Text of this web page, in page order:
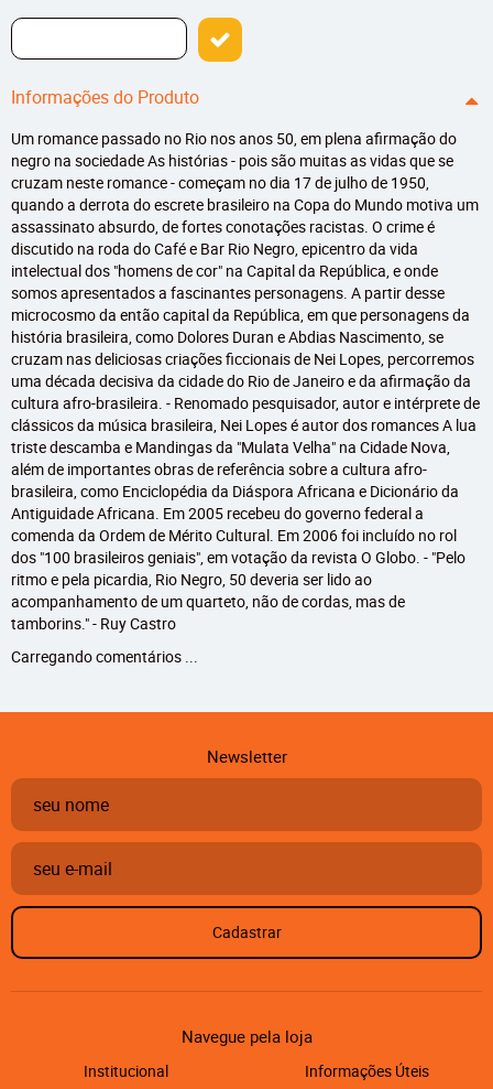
Informações do Produto
Um romance passado no Rio nos anos 50, em plena afirmação do
negro na sociedade As histórias - pois são muitas as vidas que se
cruzam neste romance - começam no dia 17 de julho de 1950,
quando a derrota do escrete brasileiro na Copa do Mundo motiva um
assassinato absurdo, de fortes conotações racistas. O crime é
discutido na roda do Café e Bar Rio Negro, epicentro da vida
intelectual dos "homens de cor" na Capital da República, e onde
somos apresentados a fascinantes personagens. A partir desse
microcosmo da então capital da República, em que personagens da
história brasileira, como Dolores Duran e Abdias Nascimento, se
cruzam nas deliciosas criações ficcionais de Nei Lopes, percorremos
uma década decisiva da cidade do Rio de Janeiro e da afirmação da
cultura afro-brasileira. - Renomado pesquisador, autor e intérprete de
clássicos da música brasileira, Nei Lopes é autor dos romances A lua
triste descamba e Mandingas da "Mulata Velha" na Cidade Nova,
além de importantes obras de referência sobre a cultura afro-
brasileira, como Enciclopédia da Diáspora Africana e Dicionário da
Antiguidade Africana. Em 2005 recebeu do governo federal a
comenda da Ordem de Mérito Cultural. Em 2006 foi incluído no rol
dos "100 brasileiros geniais", em votação da revista O Globo. - "Pelo
ritmo e pela picardia, Rio Negro, 50 deveria ser lido ao
acompanhamento de um quarteto, não de cordas, mas de
tamborins." - Ruy Castro
Carregando comentários ...
Newsletter
Cadastrar
Navegue pela loja
Institucional
Informações Úteis